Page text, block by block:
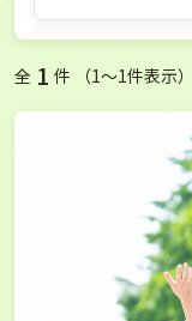
全 1 件 （1〜1件表示）